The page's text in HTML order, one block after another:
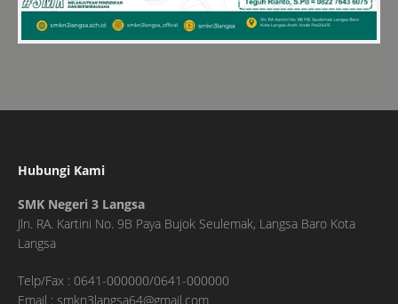
Hubungi Kami
SMK Negeri 3 Langsa
Jln. RA. Kartini No. 9B Paya Bujok Seulemak, Langsa Baro Kota
Langsa
Telp/Fax : 0641-000000/0641-000000
Email : smkn3langsa64@gmail.com